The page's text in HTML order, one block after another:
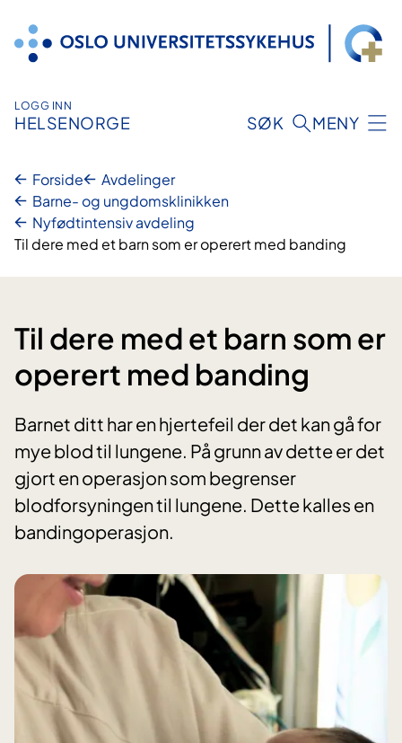
innhold
LOGG INN
HELSENORGE SØK MENY
Forside
Avdelinger
Barne- og ungdomsklinikken
Nyfødtintensiv avdeling
Til dere med et barn som er operert med banding
Til dere med et barn som er
operert med banding
Barnet ditt har en hjertefeil der det kan gå for
mye blod til lungene. På grunn av dette er det
gjort en operasjon som begrenser
blodforsyningen til lungene. Dette kalles en
bandingoperasjon.